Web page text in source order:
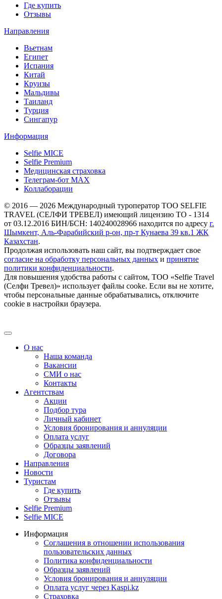
Где купить
Отзывы
Направления
Вьетнам
Египет
Испания
Китай
Круизы
Мальдивы
Таиланд
Турция
Сингапур
Информация
Selfie MICE
Selfie Premium
Медицинская страховка
Телеграм-бот МАХ
Коллаборации
© 2016 — 2026 Международный туроператор ТОО SELFIE
TRAVEL (СЕЛФИ ТРЕВЕЛ) имеющий лицензию ТО - 1314
от 03.12.2016 БИН/БСН: 140240028966 находится по адресу г.
Шымкент, Аль-Фарабийский р-он, пр-т Кунаева 39 кв.1 ЖК
Казахстан.
Продолжая использовать наш сайт, вы подтверждает свое
согласие на обработку персональных данных и принятие
политики конфиденциальности.
Для повышения удобства работы с сайтом, ТОО «Selfie Travel
(Селфи Тревел)» использует файлы cooke. Если вы не хотите,
чтобы персональные данные обрабатывались, отключите
cookie в настройки браузера.
О нас
Наша команда
Вакансии
СМИ о нас
Контакты
Агентствам
Акции
Подбор тура
Личный кабинет
Условия бронирования и аннуляции
Оплата услуг
Образцы заявлений
Договора
Направления
Новости
Туристам
Где купить
Отзывы
Selfie Premium
Selfie MICE
Информация
Соглашения в отношении использования
пользовательских данных
Политика конфиденциальности
Образцы заявлений
Условия бронирования и аннуляции
Оплата услуг через Kaspi.kz
Страховка